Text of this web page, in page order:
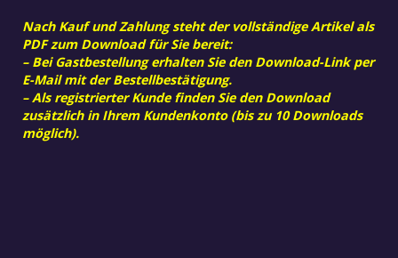
Nach Kauf und Zahlung steht der vollständige Artikel als
PDF zum Download für Sie bereit:
– Bei Gastbestellung erhalten Sie den Download-Link per
E-Mail mit der Bestellbestätigung.
– Als registrierter Kunde finden Sie den Download
zusätzlich in Ihrem Kundenkonto (bis zu 10 Downloads
möglich).